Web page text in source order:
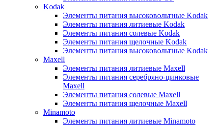
Kodak
Элементы питания высоковольтные Kodak
Элементы питания литиевые Kodak
Элементы питания солевые Kodak
Элементы питания щелочные Kodak
Элементы питания высоковольтные Kodak
Maxell
Элементы питания литиевые Maxell
Элементы питания серебряно-цинковые
Maxell
Элементы питания солевые Maxell
Элементы питания щелочные Maxell
Minamoto
Элементы питания литиевые Minamoto